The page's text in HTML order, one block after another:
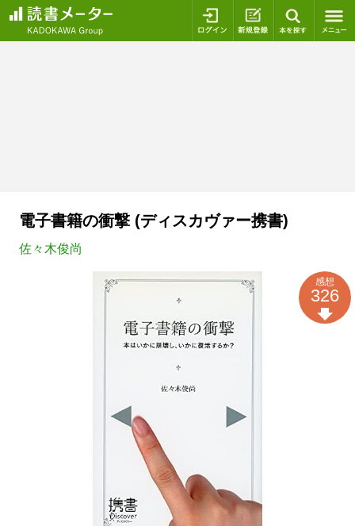
ログイン 新規登録
電子書籍の衝撃 (ディスカヴァー携書)
佐々木俊尚
感想
326